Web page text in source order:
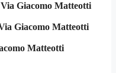
Via Giacomo Matteotti
Giacomo Matteotti
Matteotti